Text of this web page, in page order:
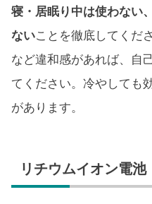
寝・居眠り中は使わない
ないことを徹底してくだ
など違和感があれば、自
てください。冷やしても
があります。
リチウムイオン電